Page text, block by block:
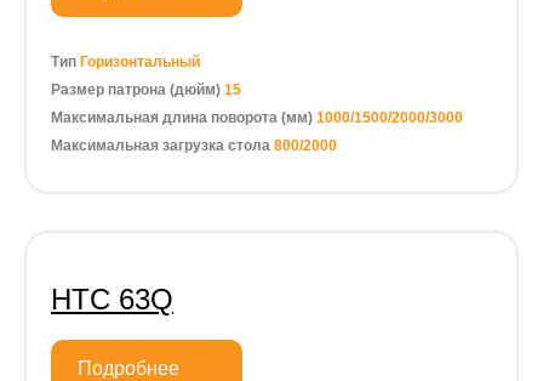
Тип Горизонтальный
Размер патрона (дюйм) 15
Максимальная длина поворота (мм) 1000/1500/2000/3000
Максимальная загрузка стола 800/2000
HTC 63Q
Подробнее